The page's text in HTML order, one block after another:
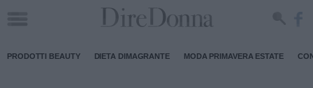
PRODOTTI BEAUTY DIETA DIMAGRANTE MODA PRIMAVERA ESTATE